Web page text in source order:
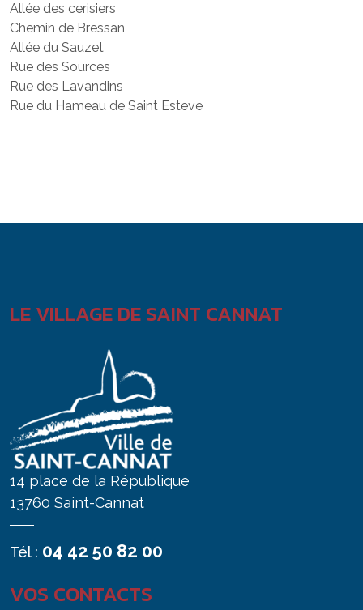
Allée des cerisiers
Chemin de Bressan
Allée du Sauzet
Rue des Sources
Rue des Lavandins
Rue du Hameau de Saint Esteve
LE VILLAGE DE SAINT CANNAT
14 place de la République
13760 Saint-Cannat
Tél : 04 42 50 82 00
VOS CONTACTS